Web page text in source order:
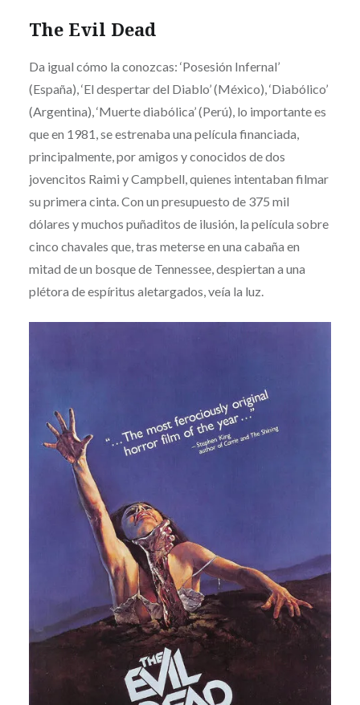
The Evil Dead
Da igual cómo la conozcas: ‘Posesión Infernal’
(España), ‘El despertar del Diablo’ (México), ‘Diabólico’
(Argentina), ‘Muerte diabólica’ (Perú), lo importante es
que en 1981, se estrenaba una película financiada,
principalmente, por amigos y conocidos de dos
jovencitos Raimi y Campbell, quienes intentaban filmar
su primera cinta. Con un presupuesto de 375 mil
dólares y muchos puñaditos de ilusión, la película sobre
cinco chavales que, tras meterse en una cabaña en
mitad de un bosque de Tennessee, despiertan a una
plétora de espíritus aletargados, veía la luz.